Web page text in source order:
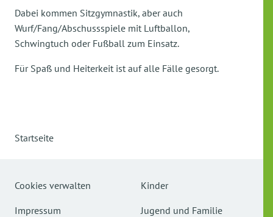
Dabei kommen Sitzgymnastik, aber auch
Wurf/Fang/Abschussspiele mit Luftballon,
Schwingtuch oder Fußball zum Einsatz.
Für Spaß und Heiterkeit ist auf alle Fälle gesorgt.
Startseite
Cookies verwalten
Impressum
Kinder
Jugend und Familie